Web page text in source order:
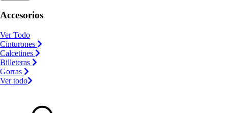
Accesorios
Ver Todo
Cinturones
Calcetines
Billeteras
Gorras
Ver todo